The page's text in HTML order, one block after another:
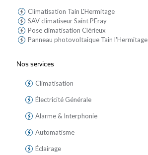
Climatisation Tain L'Hermitage
SAV climatiseur Saint PEray
Pose climatisation Clérieux
Panneau photovoltaique Tain l'Hermitage
Nos services
Climatisation
Électricité Générale
Alarme & Interphonie
Automatisme
Éclairage